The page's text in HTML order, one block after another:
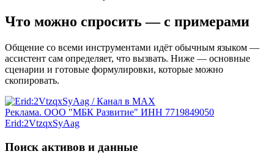
Что можно спросить — с примерами
Общение со всеми инструментами идёт обычным языком —
ассистент сам определяет, что вызвать. Ниже — основные
сценарии и готовые формулировки, которые можно
скопировать.
Реклама. ООО "МБК Развитие" ИНН 7719849050
Erid:2VtzqxSyAag
Поиск активов и данные